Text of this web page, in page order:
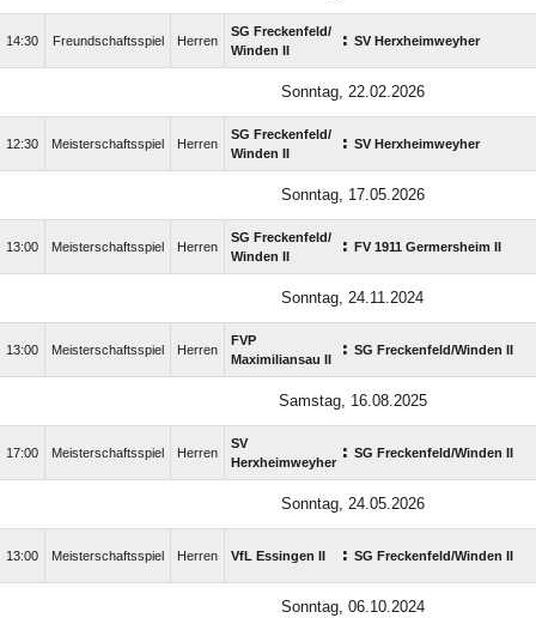
14:30 Freundschaftsspiel Herren
SG Freckenfeld/​
Winden II
: SV Herxheimweyher
Sonntag, 22.02.2026
12:30 Meisterschaftsspiel Herren
SG Freckenfeld/​
Winden II
: SV Herxheimweyher
Sonntag, 17.05.2026
13:00 Meisterschaftsspiel Herren
SG Freckenfeld/​
Winden II
: FV 1911 Germersheim II
Sonntag, 24.11.2024
13:00 Meisterschaftsspiel Herren
FVP
Maximiliansau II
: SG Freckenfeld/​Winden II
Samstag, 16.08.2025
17:00 Meisterschaftsspiel Herren
SV
Herxheimweyher : SG Freckenfeld/​Winden II
Sonntag, 24.05.2026
13:00 Meisterschaftsspiel Herren VfL Essingen II : SG Freckenfeld/​Winden II
Sonntag, 06.10.2024